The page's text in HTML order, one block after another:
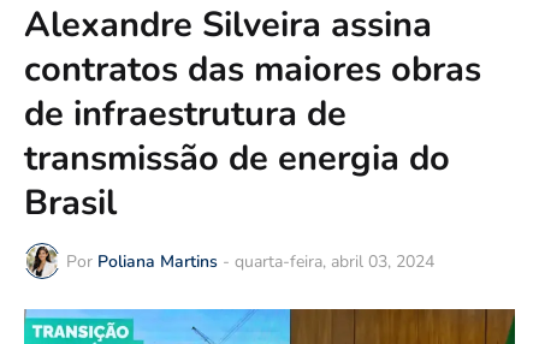
Alexandre Silveira assina
contratos das maiores obras
de infraestrutura de
transmissão de energia do
Brasil
Por Poliana Martins - quarta-feira, abril 03, 2024